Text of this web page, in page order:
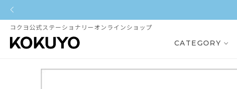
コクヨ公式ステーショナリーオンラインショップ
CATEGORY